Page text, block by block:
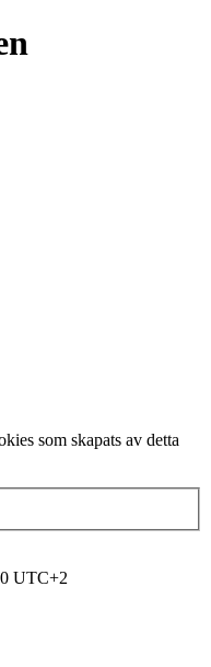
som skapats av detta
UTC+2